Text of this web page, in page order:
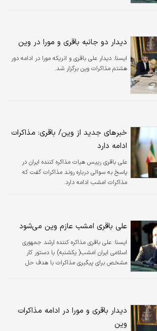
دیدار دو جانبه باقری و مورا در وین
ايسنا: دیدار علی باقری و انریکه مورا در ادامه دور
هشتم مذاکرات وین برگزار شد.
خبرهای جدید از وین/ باقری: مذاکرات
ادامه دارد
علی باقری رییس هیات مذاکره کننده ایران در
پاسخ به سوالی درباره روند مذاکرات گفت که
مذاکرات امشب ادامه دارد.
علی باقری امشب عازم وین می‌شود
ايسنا: علی باقری مذاکره کننده ارشد جمهوری
اسلامی ایران امشب( یکشنبه) با دستور کار
مشخص برای پیگیری مذاکرات با هدف حل
دیدار باقری و مورا در ادامه مذاکرات
وین